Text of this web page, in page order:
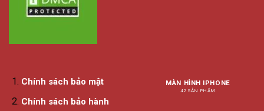
Chính sách bảo mật
Chính sách bảo hành
MÀN HÌNH IPHONE
42 SẢN PHẨM